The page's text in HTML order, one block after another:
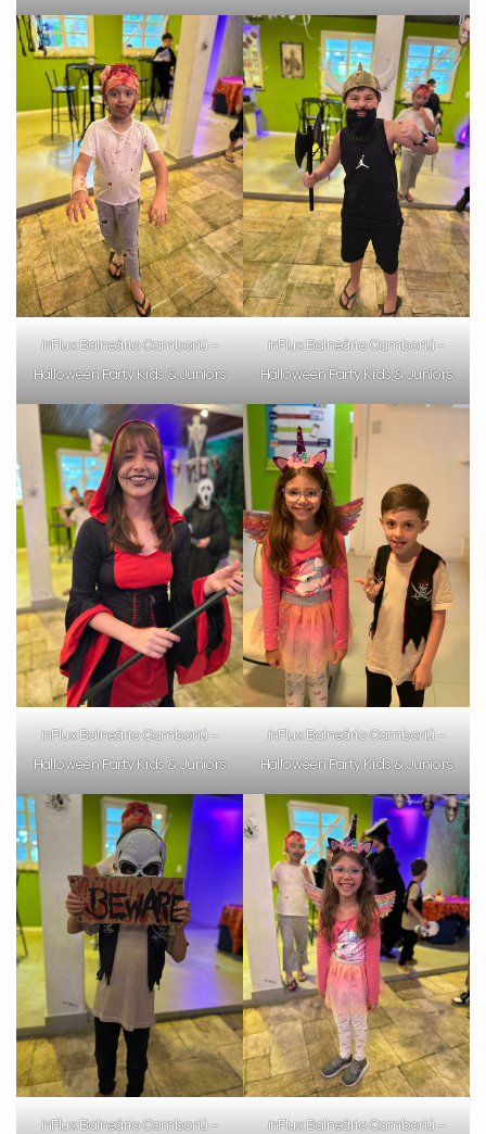
inFlux Balneário Camboriú –
Halloween Party Kids & Juniors
inFlux Balneário Camboriú –
Halloween Party Kids & Juniors
inFlux Balneário Camboriú –
Halloween Party Kids & Juniors
inFlux Balneário Camboriú –
Halloween Party Kids & Juniors
inFlux Balneário Camboriú – inFlux Balneário Camboriú –